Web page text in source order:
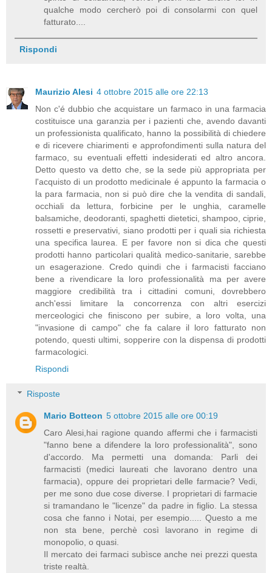
qualche modo cercherò poi di consolarmi con quel
fatturato....
Rispondi
Maurizio Alesi 4 ottobre 2015 alle ore 22:13
Non c'é dubbio che acquistare un farmaco in una farmacia
costituisce una garanzia per i pazienti che, avendo davanti
un professionista qualificato, hanno la possibilità di chiedere
e di ricevere chiarimenti e approfondimenti sulla natura del
farmaco, su eventuali effetti indesiderati ed altro ancora.
Detto questo va detto che, se la sede più appropriata per
l'acquisto di un prodotto medicinale é appunto la farmacia o
la para farmacia, non si può dire che la vendita di sandali,
occhiali da lettura, forbicine per le unghia, caramelle
balsamiche, deodoranti, spaghetti dietetici, shampoo, ciprie,
rossetti e preservativi, siano prodotti per i quali sia richiesta
una specifica laurea. E per favore non si dica che questi
prodotti hanno particolari qualità medico-sanitarie, sarebbe
un esagerazione. Credo quindi che i farmacisti facciano
bene a rivendicare la loro professionalità ma per avere
maggiore credibilità tra i cittadini comuni, dovrebbero
anch'essi limitare la concorrenza con altri esercizi
merceologici che finiscono per subire, a loro volta, una
"invasione di campo" che fa calare il loro fatturato non
potendo, questi ultimi, sopperire con la dispensa di prodotti
farmacologici.
Rispondi
Risposte
Mario Botteon 5 ottobre 2015 alle ore 00:19
Caro Alesi,hai ragione quando affermi che i farmacisti
"fanno bene a difendere la loro professionalità", sono
d'accordo. Ma permetti una domanda: Parli dei
farmacisti (medici laureati che lavorano dentro una
farmacia), oppure dei proprietari delle farmacie? Vedi,
per me sono due cose diverse. I proprietari di farmacie
si tramandano le "licenze" da padre in figlio. La stessa
cosa che fanno i Notai, per esempio..... Questo a me
non sta bene, perchè così lavorano in regime di
monopolio, o quasi.
Il mercato dei farmaci subìsce anche nei prezzi questa
triste realtà.